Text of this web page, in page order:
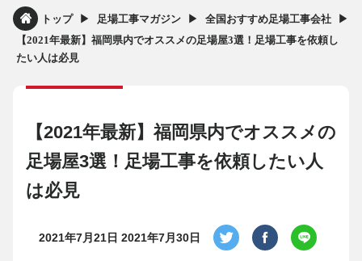
トップ ▶︎ 足場工事マガジン ▶︎ 全国おすすめ足場工事会社 ▶︎
【2021年最新】福岡県内でオススメの足場屋3選！足場工事を依頼し
たい人は必見
【2021年最新】福岡県内でオススメの
足場屋3選！足場工事を依頼したい人
は必見
2021年7月21日 2021年7月30日